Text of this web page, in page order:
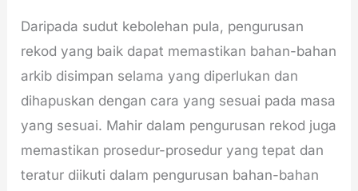
Daripada sudut kebolehan pula, pengurusan
rekod yang baik dapat memastikan bahan-bahan
arkib disimpan selama yang diperlukan dan
dihapuskan dengan cara yang sesuai pada masa
yang sesuai. Mahir dalam pengurusan rekod juga
memastikan prosedur-prosedur yang tepat dan
teratur diikuti dalam pengurusan bahan-bahan